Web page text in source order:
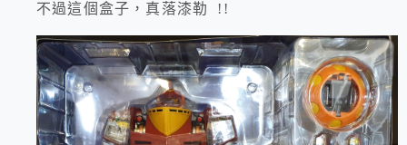
不過這個盒子，真落漆勒 !!